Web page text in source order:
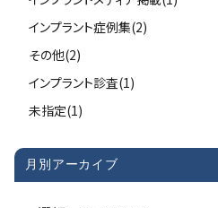
インプラント症例集(2)
その他(2)
インプラント診査(1)
未指定(1)
月別アーカイブ